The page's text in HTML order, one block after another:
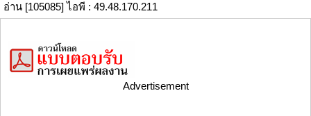
อ่าน [105085] ไอพี : 49.48.170.211
Advertisement